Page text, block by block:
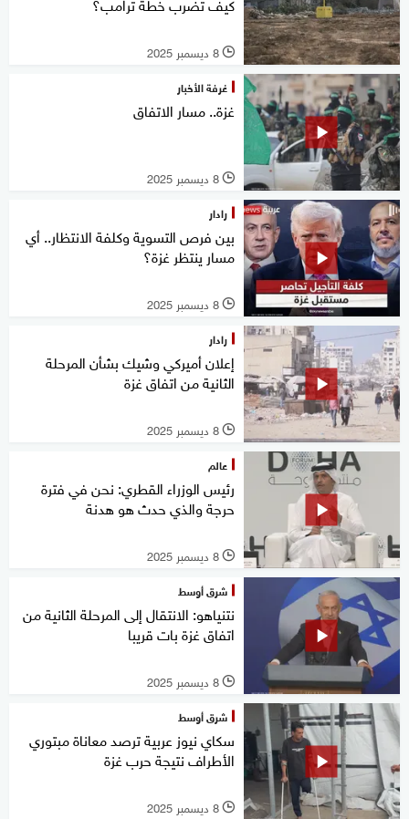
l 8 ديسمبر 2025
غرفة الأخبار
غزة.. مسار الاتفاق
l 8 ديسمبر 2025
رادار
بين فرص التسوية وكلفة الانتظار.. أي
مسار ينتظر غزة؟
l 8 ديسمبر 2025
رادار
إعلان أميركي وشيك بشأن المرحلة
الثانية من اتفاق غزة
l 8 ديسمبر 2025
عالم
رئيس الوزراء القطري: نحن في فترة
حرجة والذي حدث هو هدنة
l 8 ديسمبر 2025
شرق أوسط
نتنياهو: الانتقال إلى المرحلة الثانية من
اتفاق غزة بات قريبا
l 8 ديسمبر 2025
شرق أوسط
سكاي نيوز عربية ترصد معاناة مبتوري
الأطراف نتيجة حرب غزة
l 8 ديسمبر 2025